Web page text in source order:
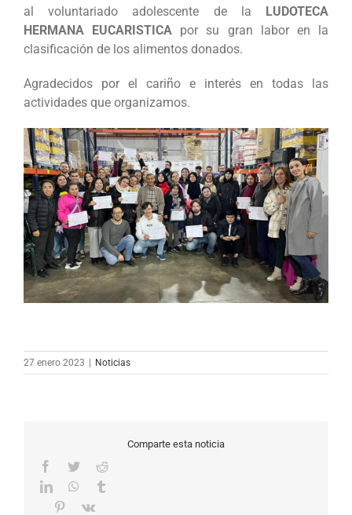
al voluntariado adolescente de la
LUDOTECA
HERMANA EUCARISTICA por su gran labor en la
clasificación de los alimentos donados.
Agradecidos por el cariño e interés en todas las
actividades que organizamos.
27 enero 2023 | Noticias
Comparte esta noticia
Facebook
TwitterReddit
LinkedInWhatsApp
Pinterest
Vk